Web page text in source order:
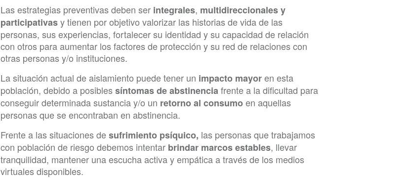
Las estrategias preventivas deben ser integrales, multidireccionales y
participativasy tienen por objetivo valorizar las historias de vida de las
personas, sus experiencias, fortalecer su identidad y su capacidad de relación
con otros para aumentar los factores de protección y su red de relaciones con
otras personas y/o instituciones.
La situación actual de aislamiento puede tener un impacto mayoren esta
población, debido a posibles síntomas de abstinencia frente a la dificultad para
conseguir determinada sustancia y/o un retorno al consumo en aquellas
personas que se encontraban en abstinencia.
Frente a las situaciones desufrimiento psíquico, las personas que trabajamos
con población de riesgo debemos intentar brindar marcos estables, llevar
tranquilidad, mantener una escucha activa y empática a través de los medios
virtuales disponibles.